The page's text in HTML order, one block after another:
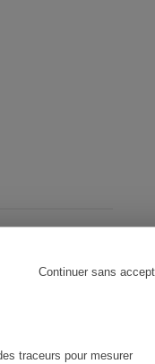
traceurs pour mesurer
Continuer sans